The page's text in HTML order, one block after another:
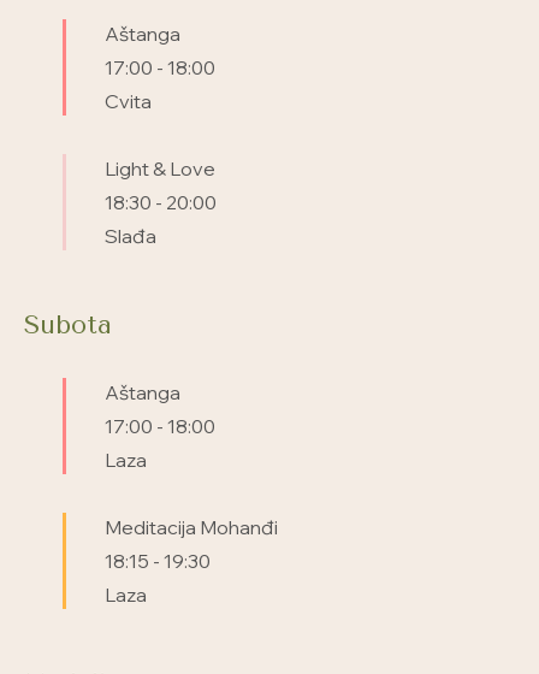
Aštanga
17:00 - 18:00
Cvita
Light & Love
18:30 - 20:00
Slađa
Subota
Aštanga
17:00 - 18:00
Laza
Meditacija Mohanđi
18:15 - 19:30
Laza